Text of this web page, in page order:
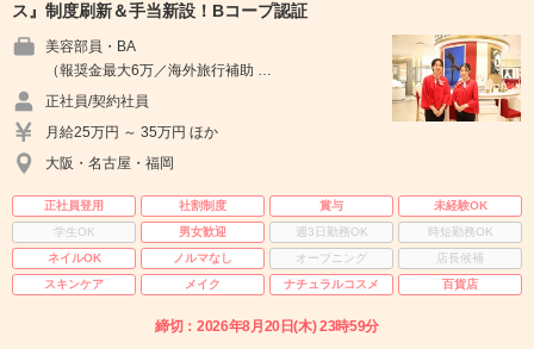
ス』制度刷新＆手当新設！Bコープ認証
美容部員・BA
（報奨金最大6万／海外旅行補助 …
正社員/契約社員
月給25万円 ～ 35万円 ほか
大阪・名古屋・福岡
正社員登用 社割制度 賞与
未経験OK
学生OK
男女歓迎 週3日勤務OK
時短勤務OK
ネイルOK
ノルマなし オープニング
店長候補
スキンケア
メイク ナチュラルコスメ 百貨店
締切：2026年8月20日(木) 23時59分